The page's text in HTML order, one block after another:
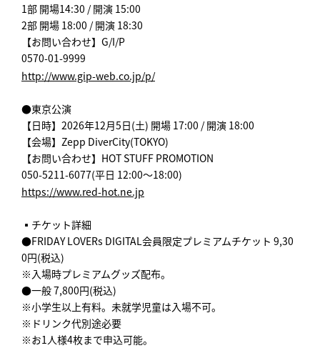
1部 開場14:30 / 開演 15:00
2部 開場 18:00 / 開演 18:30
【お問い合わせ】G/I/P
0570-01-9999
http://www.gip-web.co.jp/p/
●東京公演
【日時】2026年12月5日(土) 開場 17:00 / 開演 18:00
【会場】Zepp DiverCity(TOKYO)
【お問い合わせ】HOT STUFF PROMOTION
050-5211-6077(平日 12:00～18:00)
https://www.red-hot.ne.jp
▪️チケット詳細
●FRIDAY LOVERs DIGITAL会員限定プレミアムチケット 9,30
0円(税込)
※入場時プレミアムグッズ配布。
●一般 7,800円(税込)
※小学生以上有料。未就学児童は入場不可。
※ドリンク代別途必要
※お1人様4枚まで申込可能。